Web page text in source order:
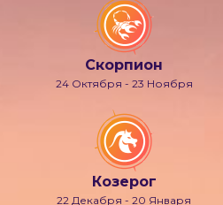
Скорпион
24 Октября - 23 Ноября
Козерог
22 Декабря - 20 Января